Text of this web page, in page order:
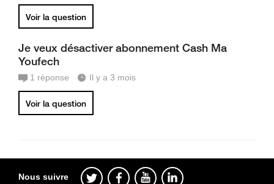
Voir la question
Je veux désactiver abonnement Cash Ma
Youfech
1 réponse Il y a 3 mois
Voir la question
Nous suivre